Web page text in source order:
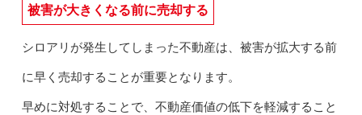
被害が大きくなる前に売却する
シロアリが発生してしまった不動産は、被害が拡大する前
に早く売却することが重要となります。
早めに対処することで、不動産価値の低下を軽減すること